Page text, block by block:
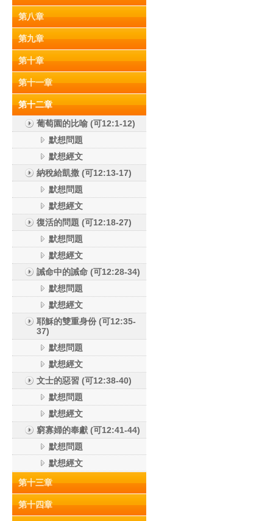
第八章
第九章
第十章
第十一章
第十二章
葡萄園的比喻 (可12:1-12)
默想問題
默想經文
納稅給凱撒 (可12:13-17)
默想問題
默想經文
復活的問題 (可12:18-27)
默想問題
默想經文
誡命中的誡命 (可12:28-34)
默想問題
默想經文
耶穌的雙重身份 (可12:35-
37)
默想問題
默想經文
文士的惡習 (可12:38-40)
默想問題
默想經文
窮寡婦的奉獻 (可12:41-44)
默想問題
默想經文
第十三章
第十四章